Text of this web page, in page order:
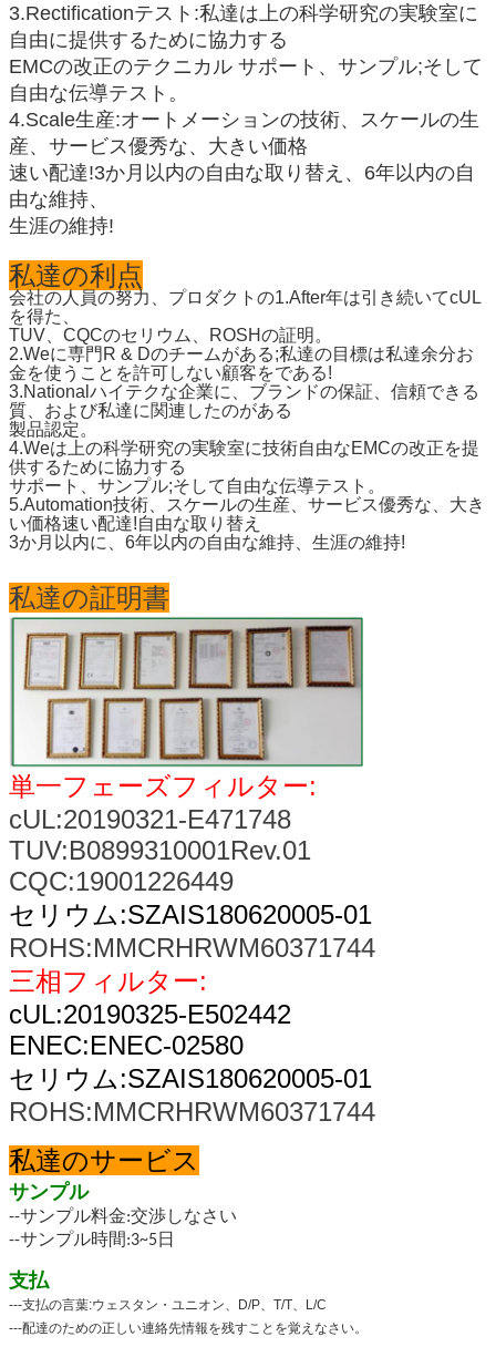
メッセージ
折り返しご連絡いたします
送信
3.Rectificationテスト:私達は上の科学研究の実験室に
自由に提供するために協力する
EMCの改正のテクニカル サポート、サンプル;そして
自由な伝導テスト。
4.Scale生産:オートメーションの技術、スケールの生
産、サービス優秀な、大きい価格
速い配達!3か月以内の自由な取り替え、6年以内の自
由な維持、
生涯の維持!
私達の利点
会社の人員の努力、プロダクトの1.After年は引き続いてcUL
を得た、
TUV、CQCのセリウム、ROSHの証明。
2.Weに専門R & Dのチームがある;私達の目標は私達余分お
金を使うことを許可しない顧客をである!
3.Nationalハイテクな企業に、ブランドの保証、信頼できる
質、および私達に関連したのがある
製品認定。
4.Weは上の科学研究の実験室に技術自由なEMCの改正を提
供するために協力する
サポート、サンプル;そして自由な伝導テスト。
5.Automation技術、スケールの生産、サービス優秀な、大き
い価格速い配達!自由な取り替え
3か月以内に、6年以内の自由な維持、生涯の維持!
私達の証明書
単一フェーズフィルター:
cUL:20190321-E471748
TUV:B0899310001Rev.01
CQC:19001226449
セリウム:SZAIS180620005-01
ROHS:MMCRHRWM60371744
三相フィルター:
cUL:20190325-E502442
ENEC:ENEC-02580
セリウム:SZAIS180620005-01
ROHS:MMCRHRWM60371744
私達のサービス
サンプル
--サンプル料金:交渉しなさい
--サンプル時間:3~5日
支払
---支払の言葉:ウェスタン・ユニオン、D/P、T/T、L/C
---配達のための正しい連絡先情報を残すことを覚えなさい。